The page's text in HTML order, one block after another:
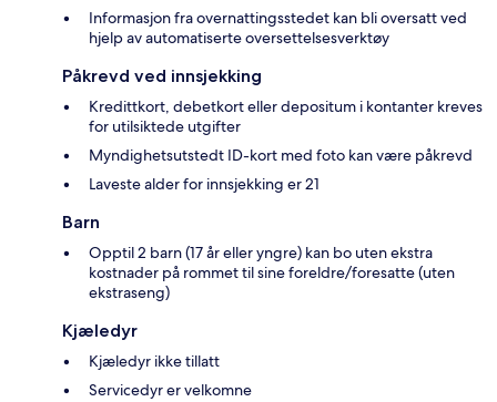
Informasjon fra overnattingsstedet kan bli oversatt ved
hjelp av automatiserte oversettelsesverktøy
Påkrevd ved innsjekking
Kredittkort, debetkort eller depositum i kontanter kreves
for utilsiktede utgifter
Myndighetsutstedt ID-kort med foto kan være påkrevd
Laveste alder for innsjekking er 21
Barn
Opptil 2 barn (17 år eller yngre) kan bo uten ekstra
kostnader på rommet til sine foreldre/foresatte (uten
ekstraseng)
Kjæledyr
Kjæledyr ikke tillatt
Servicedyr er velkomne